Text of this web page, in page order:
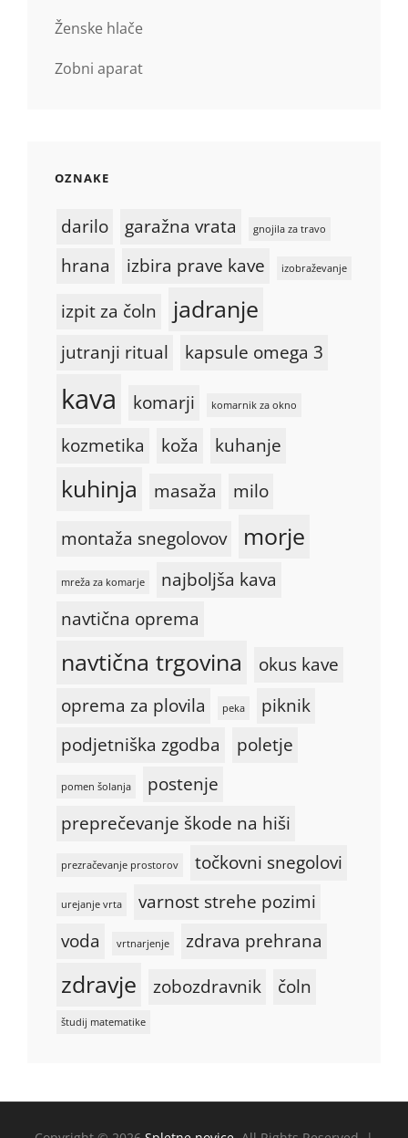
Ženske hlače
Zobni aparat
OZNAKE
darilo garažna vrata gnojila za travo
hrana izbira prave kave izobraževanje
izpit za čoln jadranje
jutranji ritual kapsule omega 3
kava komarji komarnik za okno
kozmetika koža kuhanje
kuhinja masaža
milo
montaža snegolovov
morje
mreža za komarje
najboljša kava
navtična oprema
navtična trgovina
okus kave
oprema za plovila
peka
piknik
podjetniška zgodba
poletje
pomen šolanja
postenje
preprečevanje škode na hiši
prezračevanje prostorov točkovni snegolovi
urejanje vrta
varnost strehe pozimi
voda
vrtnarjenje zdrava prehrana
zdravje zobozdravnik čoln
študij matematike